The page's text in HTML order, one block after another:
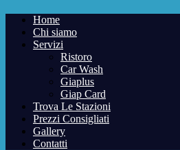
Home
Chi siamo
Servizi
Ristoro
Car Wash
Giaplus
Giap Card
Trova Le Stazioni
Prezzi Consigliati
Gallery
Contatti